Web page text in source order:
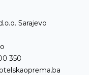
Sarajevo
350